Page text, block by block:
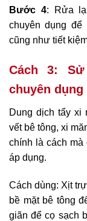
Bước 4: Rửa
chuyên dụng
cũng như tiết
Cách 3:
chuyên dụng
Dung dịch tẩy xi
vết bê tông, xi
chính là cách
áp dụng.
Cách dùng: Xịt
bề mặt bê tông
giãn để cọ sạch